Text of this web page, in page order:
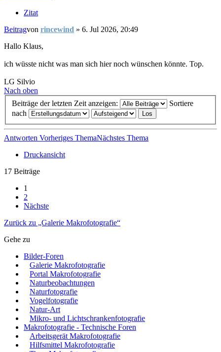
Zitat
Beitragvon rincewind » 6. Jul 2026, 20:49
Hallo Klaus,
ich wüsste nicht was man sich hier noch wünschen könnte. Top.
LG Silvio
Nach oben
Beiträge der letzten Zeit anzeigen:
Sortiere
nach
Antworten Vorheriges ThemaNächstes Thema
Druckansicht
17 Beiträge
1
2
Nächste
Zurück zu „Galerie Makrofotografie“
Gehe zu
Bilder-Foren
Galerie Makrofotografie
Portal Makrofotografie
Naturbeobachtungen
Naturfotografie
Vogelfotografie
Natur-Art
Mikro- und Lichtschrankenfotografie
Makrofotografie - Technische Foren
Arbeitsgerät Makrofotografie
Hilfsmittel Makrofotografie